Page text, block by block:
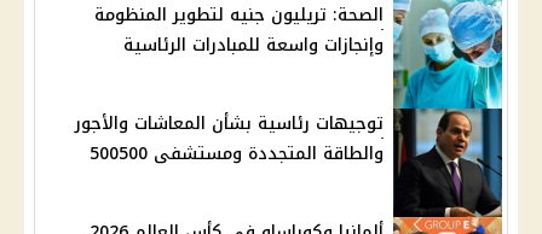
الصحة: تريليون جنيه لتطوير المنظومة
وإنجازات واسعة للمبادرات الرئاسية
توجيهات رئاسية بشأن المعاشات والأجور
والطاقة المتجددة ومستشفى 500500